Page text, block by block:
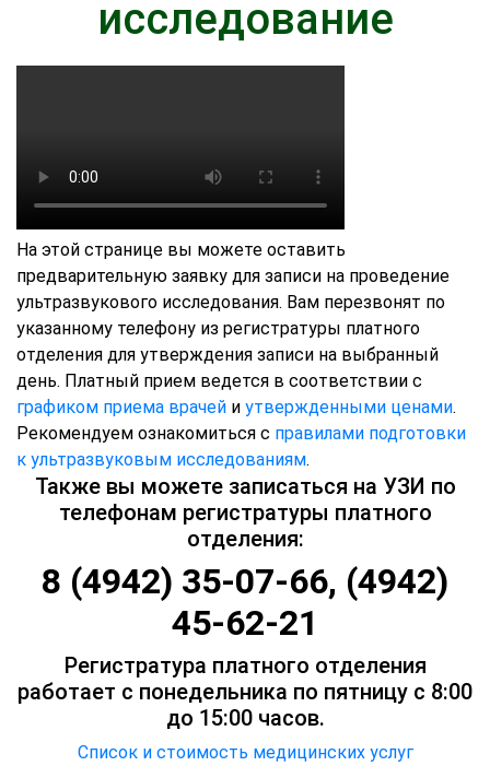
исследование
На этой странице вы можете оставить
предварительную заявку для записи на проведение
ультразвукового исследования. Вам перезвонят по
указанному телефону из регистратуры платного
отделения для утверждения записи на выбранный
день. Платный прием ведется в соответствии с
графиком приема врачей и утвержденными ценами.
Рекомендуем ознакомиться с правилами подготовки
к ультразвуковым исследованиям.
Также вы можете записаться на УЗИ по
телефонам регистратуры платного
отделения:
8 (4942) 35-07-66, (4942)
45-62-21
Регистратура платного отделения
работает с понедельника по пятницу с 8:00
до 15:00 часов.
Список и стоимость медицинских услуг